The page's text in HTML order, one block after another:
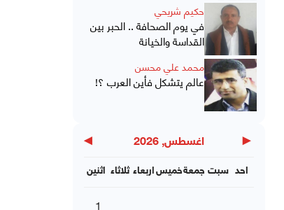
حكيم شريحي
في يوم الصحافة .. الحبر بين
القداسة والخيانة
محمد علي محسن
عالم يتشكل فأين العرب ؟!
◀ اغسطس, 2026 ▶
اثنين ثلاثاء اربعاءخميسجمعة سبت احد
1